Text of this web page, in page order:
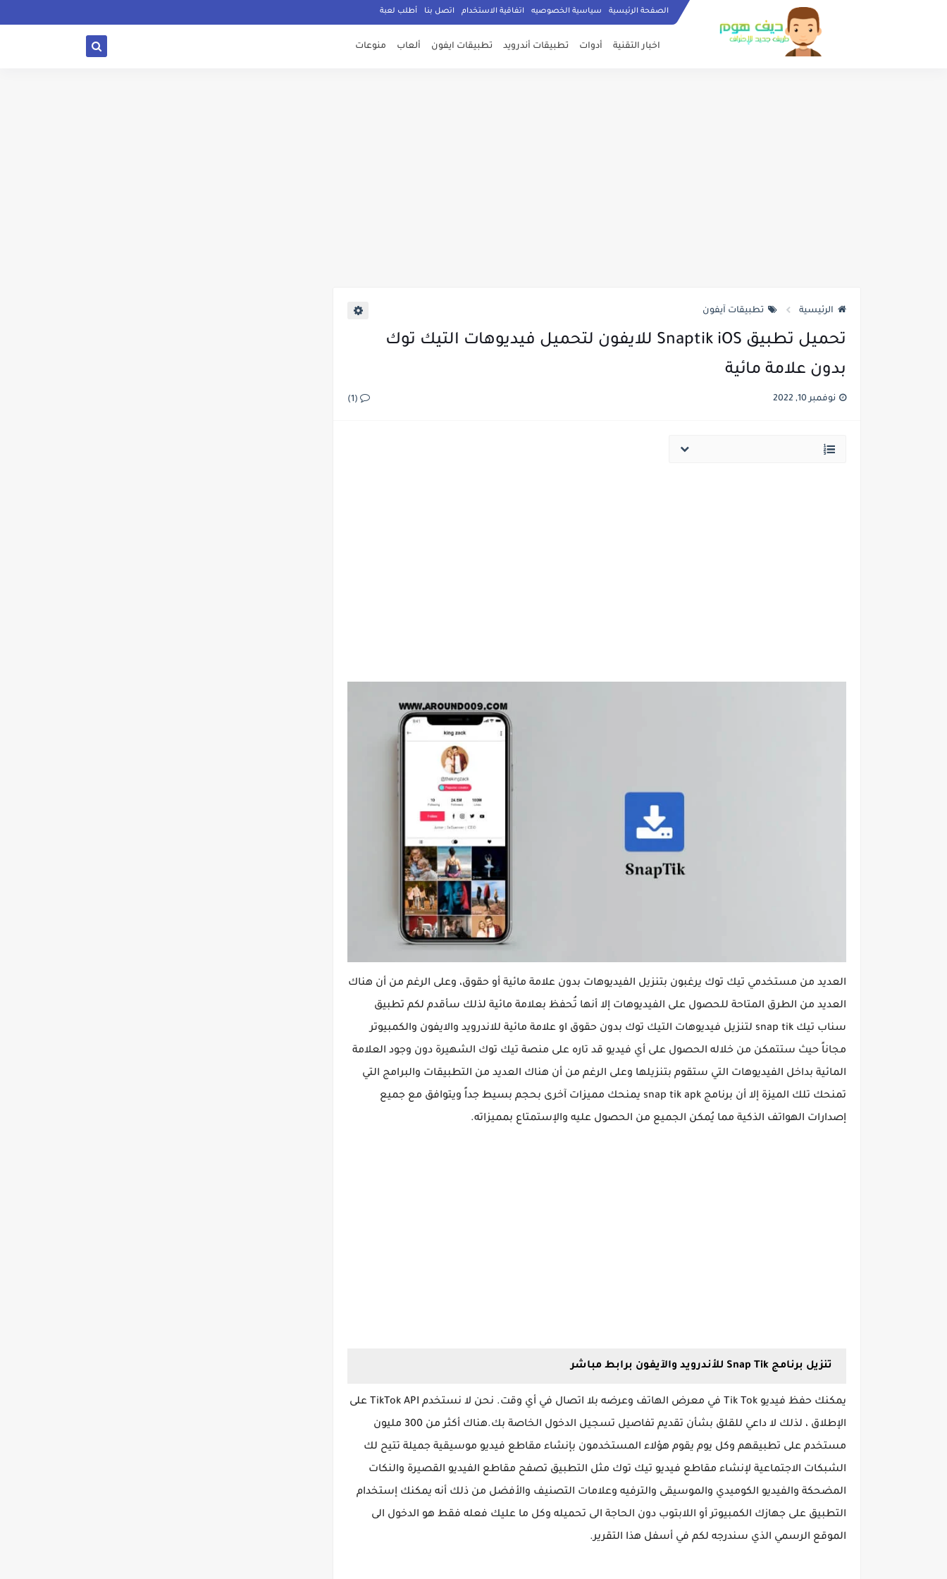
الصفحة الرئيسية سياسية الخصوصيه اتفاقية الاستخدام اتصل بنا أطلب لعبة
اخبار التقنية أدوات تطبيقات أندرويد تطبيقات ايفون ألعاب منوعات
الرئيسية تطبيقات آيفون
تحميل تطبيق Snaptik iOS للايفون لتحميل فيديوهات التيك توك
بدون علامة مائية
نوفمبر 10, 2022 (1)
العديد من مستخدمي تيك توك يرغبون بتنزيل الفيديوهات بدون علامة مائية أو حقوق، وعلى الرغم من أن هناك
العديد من الطرق المتاحة للحصول على الفيديوهات إلا أنها تُحفظ بعلامة مائية لذلك سأقدم لكم تطبيق
سناب تيك snap tik لتنزيل فيديوهات التيك توك بدون حقوق او علامة مائية للاندرويد والايفون والكمبيوتر
مجاناً حيث ستتمكن من خلاله الحصول على أي فيديو قد تاره على منصة تيك توك الشهيرة دون وجود العلامة
المائية بداخل الفيديوهات التي ستقوم بتنزيلها وعلى الرغم من أن هناك العديد من التطبيقات والبرامج التي
تمنحك تلك الميزة إلا أن برنامج snap tik apk يمنحك مميزات آخرى بحجم بسيط جداً ويتوافق مع جميع
إصدارات الهواتف الذكية مما يُمكن الجميع من الحصول عليه والإستمتاع بمميزاته.
تنزيل برنامج Snap Tik للأندرويد والآيفون برابط مباشر
يمكنك حفظ فيديو Tik Tok في معرض الهاتف وعرضه بلا اتصال في أي وقت. نحن لا نستخدم TikTok API على
الإطلاق ، لذلك لا داعي للقلق بشأن تقديم تفاصيل تسجيل الدخول الخاصة بك.هناك أكثر من 300 مليون
مستخدم على تطبيقهم وكل يوم يقوم هؤلاء المستخدمون بإنشاء مقاطع فيديو موسيقية جميلة تتيح لك
الشبكات الاجتماعية لإنشاء مقاطع فيديو تيك توك مثل التطبيق تصفح مقاطع الفيديو القصيرة والنكات
المضحكة والفيديو الكوميدي والموسيقى والترفيه وعلامات التصنيف والأفضل من ذلك أنه يمكنك إستخدام
التطبيق على جهازك الكمبيوتر أو اللابتوب دون الحاجة الى تحميله وكل ما عليك فعله فقط هو الدخول الى
الموقع الرسمي الذي سندرجه لكم في أسفل هذا التقرير.